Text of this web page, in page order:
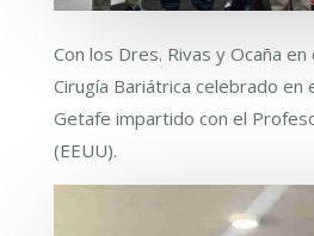
Con los Dres. Rivas y Ocaña
Cirugía Bariátrica celebrado en
Getafe impartido con el
(EEUU).